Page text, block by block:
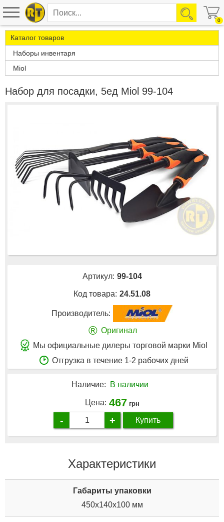
0
Каталог товаров
Наборы инвентаря
Miol
Набор для посадки, 5ед Miol 99-104
Артикул: 99-104
Код товара: 24.51.08
Производитель:
® Оригинал
Мы официальные дилеры торговой марки Miol
Отгрузка в течение 1-2 рабочих дней
Наличие: В наличии
Цена: 467 грн
- + Купить
Характеристики
Габариты упаковки
450x140x100 мм